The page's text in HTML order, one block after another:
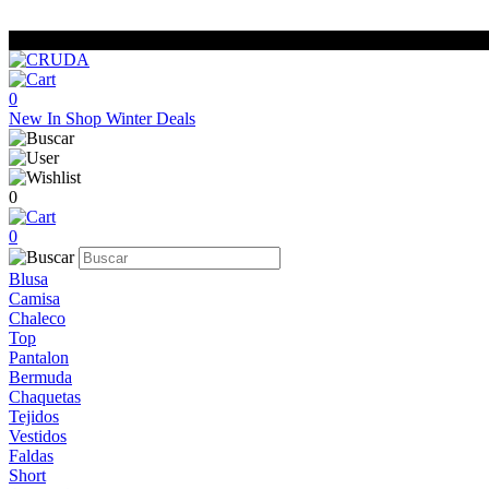
0
New In Shop Winter Deals
0
0
Blusa
Camisa
Chaleco
Top
Pantalon
Bermuda
Chaquetas
Tejidos
Vestidos
Faldas
Short